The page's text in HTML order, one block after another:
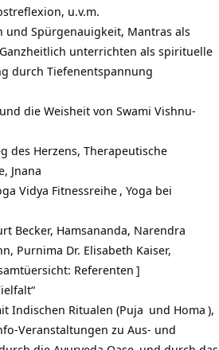
u.v.m.
und Spürgenauigkeit, Mantras als
unterrichten als spirituelle
durch Tiefenentspannung
die Weisheit von Swami Vishnu-
des Herzens, Therapeutische
Jnana
Vidya Fitnessreihe , Yoga bei
Becker, Hamsananda, Narendra
Purnima Dr. Elisabeth Kaiser,
Referenten ]
Indischen Ritualen (Puja und Homa ),
Veranstaltungen zu Aus- und